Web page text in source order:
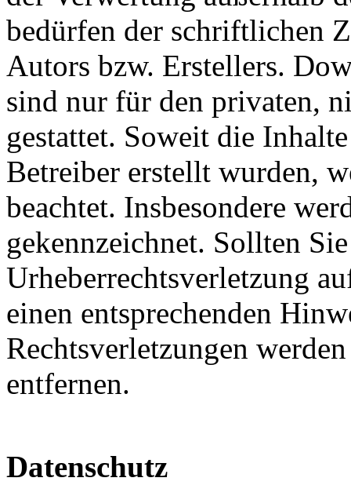
bedürfen der schriftlichen
Autors bzw. Erstellers.
sind nur für den privaten,
gestattet. Soweit die
Betreiber erstellt wurden,
beachtet. Insbesondere
gekennzeichnet. Sollten
Urheberrechtsverletzung
einen entsprechenden
Rechtsverletzungen
entfernen.
Datenschutz